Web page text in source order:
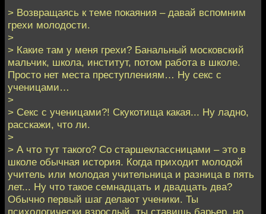
> Возвращаясь к теме покаяния – давай вспомним
грехи молодости.
>
> Какие там у меня грехи? Банальный московский
мальчик, школа, институт, потом работа в школе.
Просто нет места преступлениям… Ну секс с
ученицами…
>
> Секс с ученицами?! Скукотища какая... Ну ладно,
расскажи, что ли.
>
> А что тут такого? Со старшеклассницами – это в
школе обычная история. Когда приходит молодой
учитель или молодая учительница и разница в пять
лет... Ну что такое семнадцать и двадцать два?
Обычно первый шаг делают ученики. Ты